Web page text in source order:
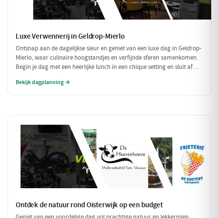
Luxe Verwennerij in Geldrop-Mierlo
Ontsnap aan de dagelijkse sleur en geniet van een luxe dag in Geldrop-
Mierlo, waar culinaire hoogstandjes en verfijnde sferen samenkomen.
Begin je dag met een heerlijke lunch in een chique setting en sluit af
compleet met een ontspannen fietstocht door de prachtige omgeving!
Bekijk dagplanning →
Ontdek de natuur rond Oisterwijk op een budget